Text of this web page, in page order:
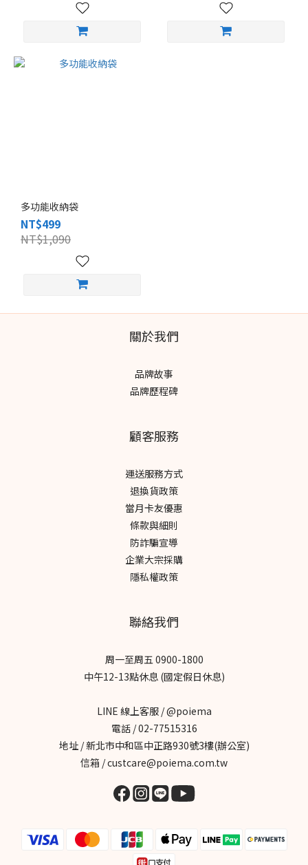
多功能收納袋
NT$499
NT$1,090
關於我們
品牌故事
品牌歷程碑
顧客服務
運送服務方式
退換貨政策
當月卡友優惠
條款與細則
防詐騙宣導
企業大宗採購
隱私權政策
聯絡我們
周一至周五 0900-1800
中午12-13點休息 (國定假日休息)
LINE 線上客服 / @poiema
電話 / 02-77515316
地址 / 新北市中和區中正路930號3樓(辦公室)
信箱 / custcare@poiema.com.tw